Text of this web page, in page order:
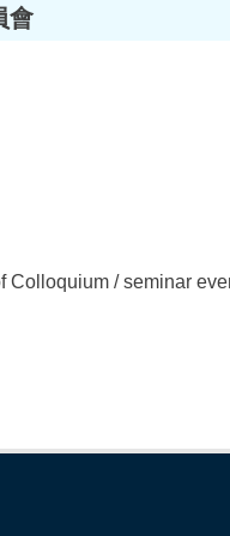
會
Colloquium / seminar